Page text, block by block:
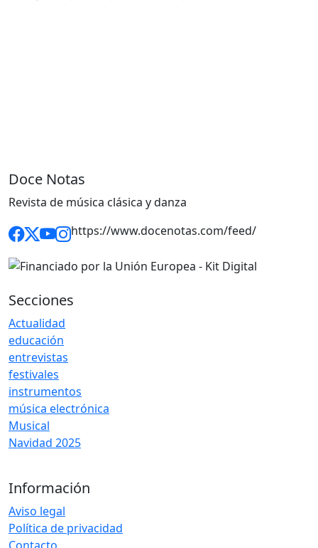
Doce Notas
Revista de música clásica y danza
https://www.docenotas.com/feed/
Secciones
Actualidad
educación
entrevistas
festivales
instrumentos
música electrónica
Musical
Navidad 2025
Información
Aviso legal
Política de privacidad